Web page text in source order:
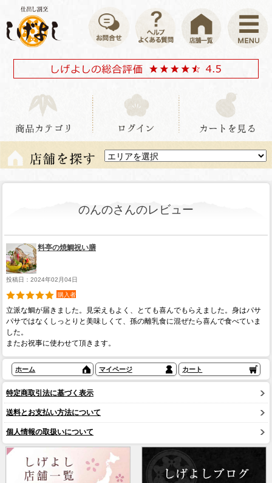
のんのさんのレビュー
料亭の焼鯛祝い膳
投稿日：2024年02月04日
購入者
立派な鯛が届きました。見栄えもよく、とても喜んでもらえました。身はパサ
パサではなくしっとりと美味しくて、孫の離乳食に混ぜたら喜んで食べていま
した。
またお祝事に使わせて頂きます。
ホーム マイページ カート
特定商取引法に基づく表示
送料とお支払い方法について
個人情報の取扱いについて